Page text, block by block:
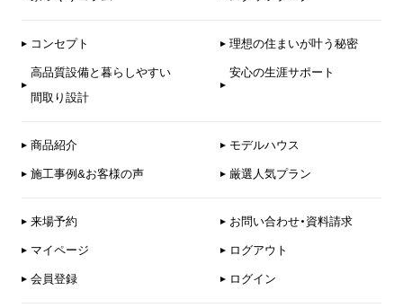
コンセプト 理想の住まいが叶う秘密
高品質設備と暮らしやすい
間取り設計
安心の生涯サポート
商品紹介 モデルハウス
施工事例&お客様の声 厳選人気プラン
来場予約 お問い合わせ・資料請求
マイページ ログアウト
会員登録 ログイン